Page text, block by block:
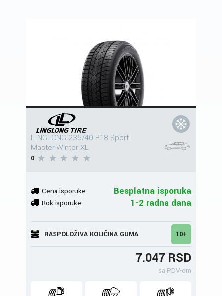
LINGLONG 235/40 R18 Sport
Master Winter XL
0
Cena isporuke: Besplatna isporuka
Rok isporuke: 1-2 radna dana
RASPOLOŽIVA KOLIČINA GUMA 10+
7.047 RSD
sa PDV-om